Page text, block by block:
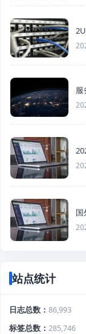
服
国
站点统计
日志总数 86,993
标签总数
285,746